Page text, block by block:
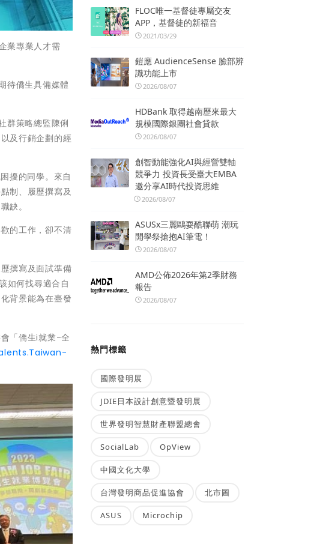
業專業人才需
待僑生具備媒體
群策略總監陳俐
及行銷企劃的經
擾的同學。來自
制、履歷撰寫及
缺。
的工作，卻不清
撰寫及面試準備
如何找尋適合自
背景能為在臺發
「僑生i就業-全
FLOC唯一基督徒專屬交友
APP，基督徒的新福音
2021/03/29
鎧應 AudienceSense 臉部辨
識功能上市
2026/08/07
HDBank 取得越南歷來最大
規模國際銀團社會貸款
2026/08/07
創智動能強化AI與經營雙軸
競爭力 投資長受臺大EMBA
邀分享AI時代投資思維
2026/08/07
ASUSx三麗鷗耍酷聯萌 潮玩
開學祭搶抱AI筆電！
2026/08/07
AMD公佈2026年第2季財務
報告
2026/08/07
熱門標籤
國際發明展
JDIE日本設計創意暨發明展
世界發明智慧財產聯盟總會
SocialLab OpView
中國文化大學
台灣發明商品促進協會 北市圖
ASUS Microchip